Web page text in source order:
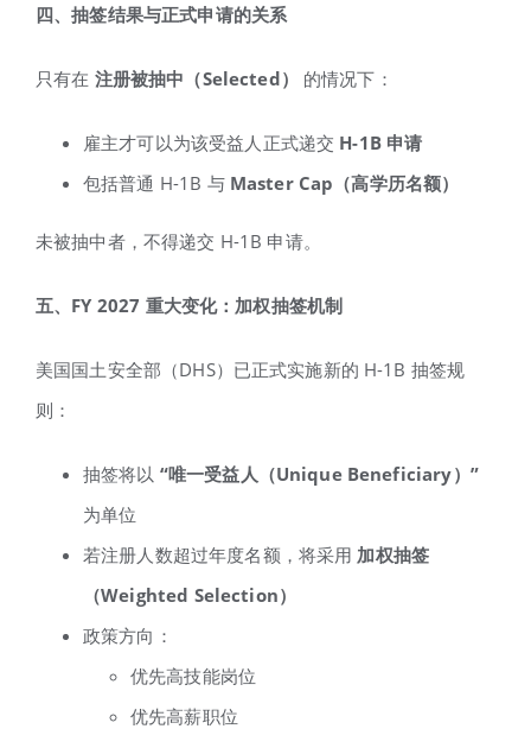
四、抽签结果与正式申请的关系
只有在 注册被抽中（Selected） 的情况下：
雇主才可以为该受益人正式递交 H-1B 申请
包括普通 H-1B 与 Master Cap （高学历名额）
未被抽中者，不得递交 H-1B 申请。
五、FY 2027 重大变化：加权抽签机制
美国国土安全部（DHS）已正式实施新的 H-1B 抽签规
则：
抽签将以 “唯一受益人（Unique Beneficiary）”
为单位
若注册人数超过年度名额，将采用 加权抽签
（Weighted Selection）
政策方向：
优先高技能岗位
优先高薪职位